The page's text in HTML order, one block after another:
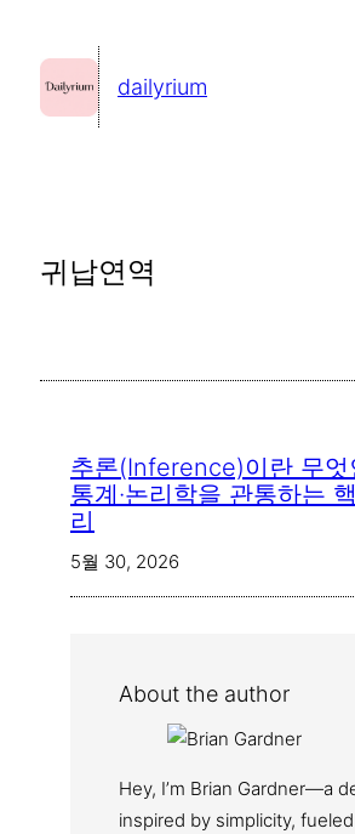
dailyrium
귀납연역
추론(Inference)이란 무엇
통계·논리학을 관통하는
리
5월 30, 2026
About the author
Hey, I’m Brian Gardner—a
inspired by simplicity,